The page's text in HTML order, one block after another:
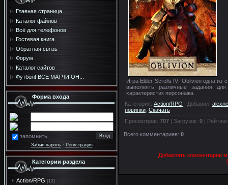
Главная страница
Каталог файлов
Всё для телефонов
Гостевая книга
Обратная связь
Форум
Каталог сайтов
Футбол! ВСЕ МАТЧИ ОН...
Форма входа
запомнить
Забыл пароль· Регистрация
Категории раздела
Action/RPG [13]
Игра Elder Scrolls IV: Oblivion одна из
выполнять различные задания
характеристик персонажа.
Категория: Action/RPG | Добавил:
новинки Скачать
Просмотров: 707 | Загрузок: 0 | Рейтинг
Всего комментариев: 0
Добавлять комментарии